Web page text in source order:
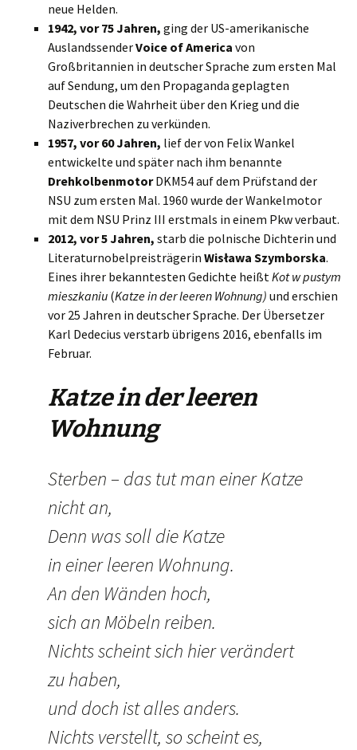
neue Helden.
1942, vor 75 Jahren, ging der US-amerikanische
AuslandssenderVoice of America von
Großbritannien in deutscher Sprache zum ersten Mal
auf Sendung, um den Propaganda geplagten
Deutschen die Wahrheit über den Krieg und die
Naziverbrechen zu verkünden.
1957, vor 60 Jahren, lief der von Felix Wankel
entwickelte und später nach ihm benannte
DrehkolbenmotorDKM54 auf dem Prüfstand der
NSU zum ersten Mal. 1960 wurde der Wankelmotor
mit dem NSU Prinz III erstmals in einem Pkw verbaut.
2012, vor 5 Jahren, starb die polnische Dichterin und
Literaturnobelpreisträgerin Wisława Szymborska.
Eines ihrer bekanntesten Gedichte heißtKot w pustym
mieszkaniu (Katze in der leeren Wohnung) und erschien
vor 25 Jahren in deutscher Sprache. Der Übersetzer
Karl Dedecius verstarb übrigens 2016, ebenfalls im
Februar.
Katze in der leeren
Wohnung
Sterben – das tut man einer Katze
nicht an,
Denn was soll die Katze
in einer leeren Wohnung.
An den Wänden hoch,
sich an Möbeln reiben.
Nichts scheint sich hier verändert
zu haben,
und doch ist alles anders.
Nichts verstellt, so scheint es,